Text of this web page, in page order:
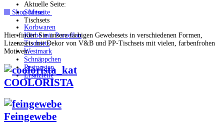
Shop Menu
Korbwaren
Körbe mit Porzellan
Tischsets
Westmark
Schnäppchen
Restposten
Ersatzteile
Aktuelle Seite:
Startseite
Tischsets
Hier finden Sie unsere farbigen Gewebesets in verschiedenen Formen,
Lizenzsets mit Dekor von V&B und PP-Tischsets mit vielen, farbenfrohen
Motiven.
COOLORISTA
Feingewebe